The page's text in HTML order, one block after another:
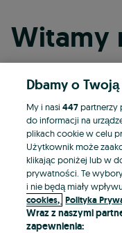
Witamy
Dbamy o
My i nasi447partnerzy
do informacji na
plikach cookie w celu
Użytkownik może
klikając poniżej lub w
prywatności. Te
i nie będą miały
cookies, Polityka
Wraz z naszymi
zapewnienia: